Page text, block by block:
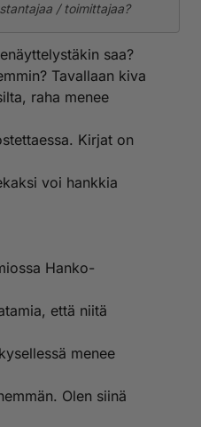
/ toimittajaa?
saa?
Tavallaan kiva
raha menee
Kirjat on
voi hankkia
Hanko-
että niitä
menee
Olen siinä